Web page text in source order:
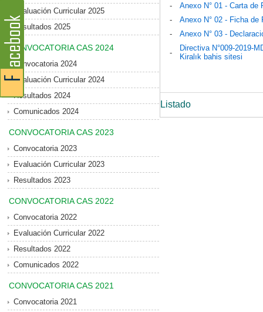
Evaluación Curricular 2025
Resultados 2025
CONVOCATORIA CAS 2024
Convocatoria 2024
Evaluación Curricular 2024
Resultados 2024
Comunicados 2024
CONVOCATORIA CAS 2023
Convocatoria 2023
Evaluación Curricular 2023
Resultados 2023
CONVOCATORIA CAS 2022
Convocatoria 2022
Evaluación Curricular 2022
Resultados 2022
Comunicados 2022
CONVOCATORIA CAS 2021
Convocatoria 2021
-
Anexo N° 01 - Carta de
-
Anexo N° 02 - Ficha de
-
Anexo N° 03 -
-
Directiva N°009-2019-
Kiralık bahis sitesi
Listado